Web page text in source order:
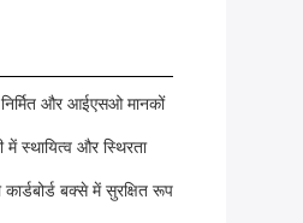
और आईएसओ मानकों
स्थायित्व और स्थिरता
बक्से में सुरक्षित रूप